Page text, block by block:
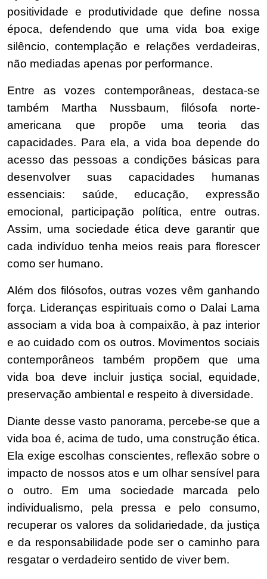
positividade e produtividade que define nossa
época, defendendo que uma vida boa exige
silêncio, contemplação e relações verdadeiras,
não mediadas apenas por performance.
Entre as vozes contemporâneas, destaca-se
também Martha Nussbaum, filósofa norte-
americana que propõe uma teoria das
capacidades. Para ela, a vida boa depende do
acesso das pessoas a condições básicas para
desenvolver suas capacidades humanas
essenciais: saúde, educação, expressão
emocional, participação política, entre outras.
Assim, uma sociedade ética deve garantir que
cada indivíduo tenha meios reais para florescer
como ser humano.
Além dos filósofos, outras vozes vêm ganhando
força. Lideranças espirituais como o Dalai Lama
associam a vida boa à compaixão, à paz interior
e ao cuidado com os outros. Movimentos sociais
contemporâneos também propõem que uma
vida boa deve incluir justiça social, equidade,
preservação ambiental e respeito à diversidade.
Diante desse vasto panorama, percebe-se que a
vida boa é, acima de tudo, uma construção ética.
Ela exige escolhas conscientes, reflexão sobre o
impacto de nossos atos e um olhar sensível para
o outro. Em uma sociedade marcada pelo
individualismo, pela pressa e pelo consumo,
recuperar os valores da solidariedade, da justiça
e da responsabilidade pode ser o caminho para
resgatar o verdadeiro sentido de viver bem.